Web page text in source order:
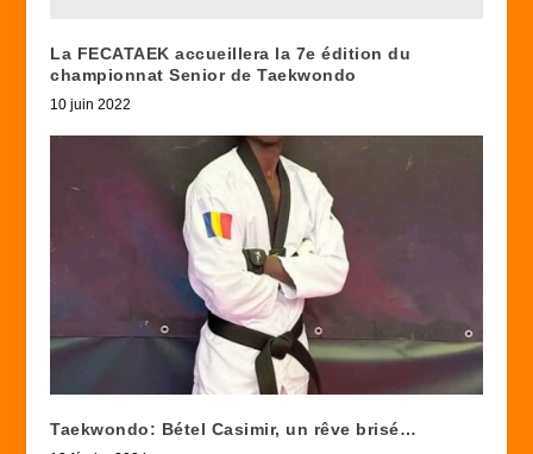
La FECATAEK accueillera la 7e édition du
championnat Senior de Taekwondo
10 juin 2022
Taekwondo: Bétel Casimir, un rêve brisé…